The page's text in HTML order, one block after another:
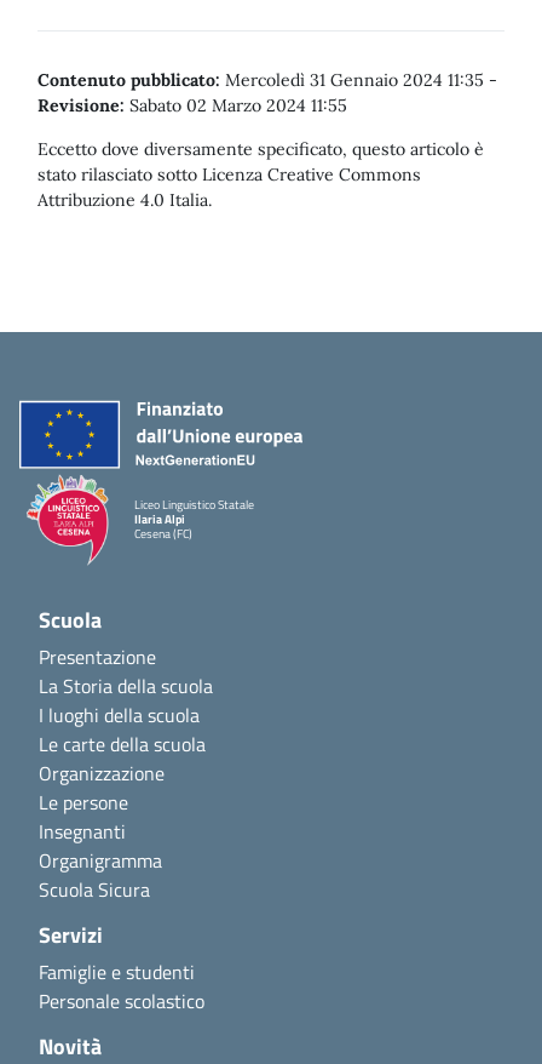
Contenuto pubblicato: Mercoledì 31 Gennaio 2024 11:35 -
Revisione: Sabato 02 Marzo 2024 11:55
Eccetto dove diversamente specificato, questo articolo è
stato rilasciato sotto Licenza Creative Commons
Attribuzione 4.0 Italia.
Liceo Linguistico Statale
Ilaria Alpi
Cesena (FC)
Scuola
Presentazione
La Storia della scuola
I luoghi della scuola
Le carte della scuola
Organizzazione
Le persone
Insegnanti
Organigramma
Scuola Sicura
Servizi
Famiglie e studenti
Personale scolastico
Novità